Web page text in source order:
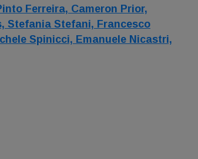
Ferreira, Cameron Prior,
Stefania Stefani, Francesco
Spinicci, Emanuele Nicastri,